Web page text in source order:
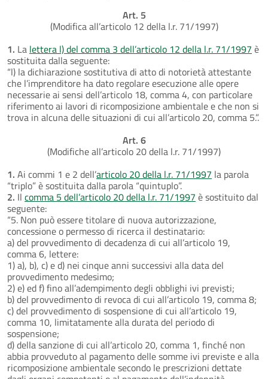
Art. 5
(Modifica all’articolo 12 della l.r. 71/1997)
1. La lettera l) del comma 3 dell’articolo 12 della l.r. 71/1997 è
sostituita dalla seguente:
“l) la dichiarazione sostitutiva di atto di notorietà attestante
che l’imprenditore ha dato regolare esecuzione alle opere
necessarie ai sensi dell’articolo 18, comma 4, con particolare
riferimento ai lavori di ricomposizione ambientale e che non si
trova in alcuna delle situazioni di cui all’articolo 20, comma 5.”.
Art. 6
(Modifiche all’articolo 20 della l.r. 71/1997)
1. Ai commi 1 e 2 dell’articolo 20 della l.r. 71/1997 la parola
“triplo” è sostituita dalla parola “quintuplo”.
2. Il comma 5 dell’articolo 20 della l.r. 71/1997 è sostituito dal
seguente:
“5. Non può essere titolare di nuova autorizzazione,
concessione o permesso di ricerca il destinatario:
a) del provvedimento di decadenza di cui all’articolo 19,
comma 6, lettere:
1) a), b), c) e d) nei cinque anni successivi alla data del
provvedimento medesimo;
2) e) ed f) fino all’adempimento degli obblighi ivi previsti;
b) del provvedimento di revoca di cui all’articolo 19, comma 8;
c) del provvedimento di sospensione di cui all’articolo 19,
comma 10, limitatamente alla durata del periodo di
sospensione;
d) della sanzione di cui all’articolo 20, comma 1, finché non
abbia provveduto al pagamento delle somme ivi previste e alla
ricomposizione ambientale secondo le prescrizioni dettate